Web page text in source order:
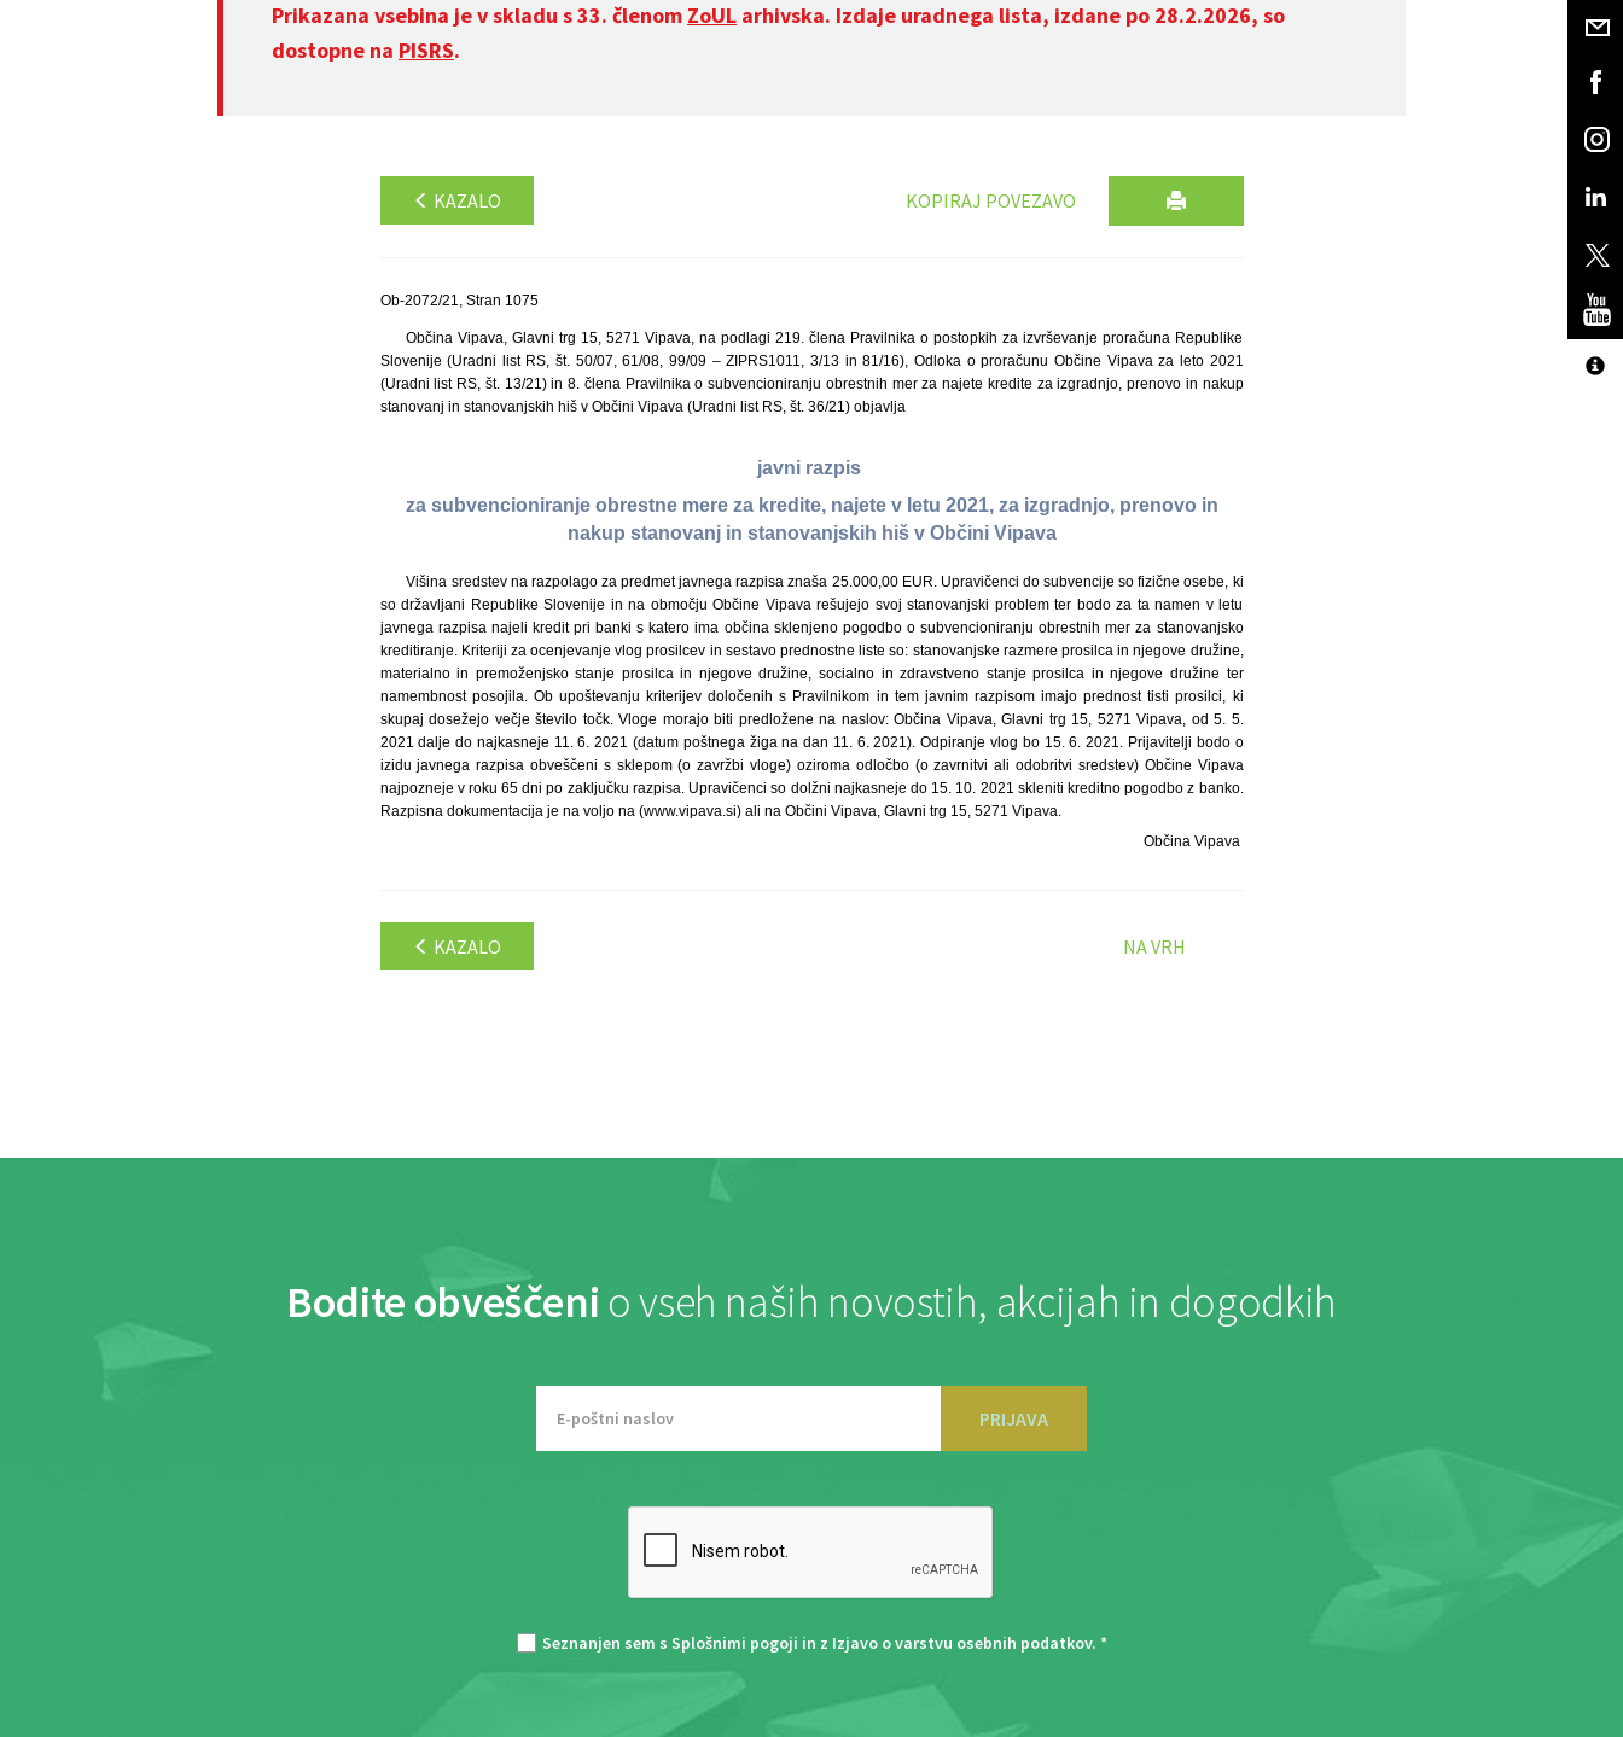
Prikazana vsebina je v skladu s 33. členom ZoUL arhivska. Izdaje uradnega lista, izdane po 28.2.2026, so
dostopne na PISRS.
KAZALO KOPIRAJ POVEZAVO
Ob-2072/21, Stran 1075
Občina Vipava, Glavni trg 15, 5271 Vipava, na podlagi 219. člena Pravilnika o postopkih za izvrševanje proračuna Republike
Slovenije (Uradni list RS, št. 50/07, 61/08, 99/09 – ZIPRS1011, 3/13 in 81/16), Odloka o proračunu Občine Vipava za leto 2021
(Uradni list RS, št. 13/21) in 8. člena Pravilnika o subvencioniranju obrestnih mer za najete kredite za izgradnjo, prenovo in nakup
stanovanj in stanovanjskih hiš v Občini Vipava (Uradni list RS, št. 36/21) objavlja
javni razpis
za subvencioniranje obrestne mere za kredite, najete v letu 2021, za izgradnjo, prenovo in
nakup stanovanj in stanovanjskih hiš v Občini Vipava
Višina sredstev na razpolago za predmet javnega razpisa znaša 25.000,00 EUR. Upravičenci do subvencije so fizične osebe, ki
so državljani Republike Slovenije in na območju Občine Vipava rešujejo svoj stanovanjski problem ter bodo za ta namen v letu
javnega razpisa najeli kredit pri banki s katero ima občina sklenjeno pogodbo o subvencioniranju obrestnih mer za stanovanjsko
kreditiranje. Kriteriji za ocenjevanje vlog prosilcev in sestavo prednostne liste so: stanovanjske razmere prosilca in njegove družine,
materialno in premoženjsko stanje prosilca in njegove družine, socialno in zdravstveno stanje prosilca in njegove družine ter
namembnost posojila. Ob upoštevanju kriterijev določenih s Pravilnikom in tem javnim razpisom imajo prednost tisti prosilci, ki
skupaj dosežejo večje število točk. Vloge morajo biti predložene na naslov: Občina Vipava, Glavni trg 15, 5271 Vipava, od 5. 5.
2021 dalje do najkasneje 11. 6. 2021 (datum poštnega žiga na dan 11. 6. 2021). Odpiranje vlog bo 15. 6. 2021. Prijavitelji bodo o
izidu javnega razpisa obveščeni s sklepom (o zavržbi vloge) oziroma odločbo (o zavrnitvi ali odobritvi sredstev) Občine Vipava
najpozneje v roku 65 dni po zaključku razpisa. Upravičenci so dolžni najkasneje do 15. 10. 2021 skleniti kreditno pogodbo z banko.
Razpisna dokumentacija je na voljo na (www.vipava.si) ali na Občini Vipava, Glavni trg 15, 5271 Vipava.
Občina Vipava
KAZALO NA VRH
Bodite obveščeni o vseh naših novostih, akcijah in dogodkih
PRIJAVA
Seznanjen sem s Splošnimi pogoji in z Izjavo o varstvu osebnih podatkov. *